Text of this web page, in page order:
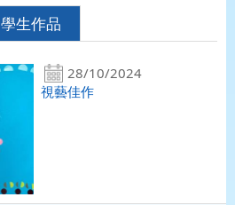
學生作品
28/10/2024
視藝佳作